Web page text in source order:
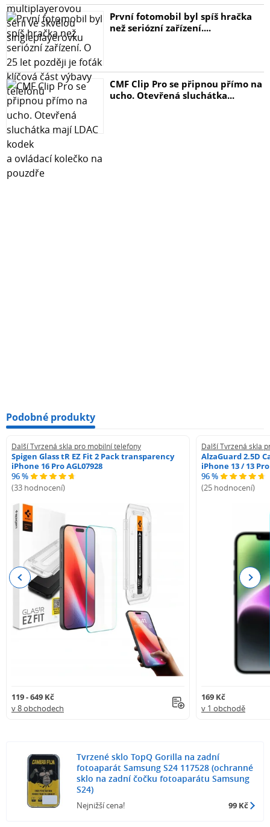
- hadřík z mikrovlákna
Navíc, pokud hledáte kryty na Samsung S24, můžete je
naleznete ZDE!
Ochranné sklo je určeno na mobil Samsung Galaxy S24 /
Samsung S24.
První fotomobil byl spíš hračka
než seriózní zařízení....
CMF Clip Pro se připnou přímo na
ucho. Otevřená sluchátka...
Podobné produkty
Další Tvrzená skla pro mobilní telefony
Spigen Glass tR EZ Fit 2 Pack transparency
iPhone 16 Pro AGL07928
96 %
(33 hodnocení)
119 - 649 Kč
v 8 obchodech
Další Tvrzená skla
AlzaGuard 2.5D
iPhone 13 / 13 Pro
96 %
(25 hodnocení)
169 Kč
v 1 obchodě
Previous Next
Tvrzené sklo TopQ Gorilla na zadní
fotoaparát Samsung S24 117528 (ochranné
sklo na zadní čočku fotoaparátu Samsung
S24)
Nejnižší cena! 99 Kč